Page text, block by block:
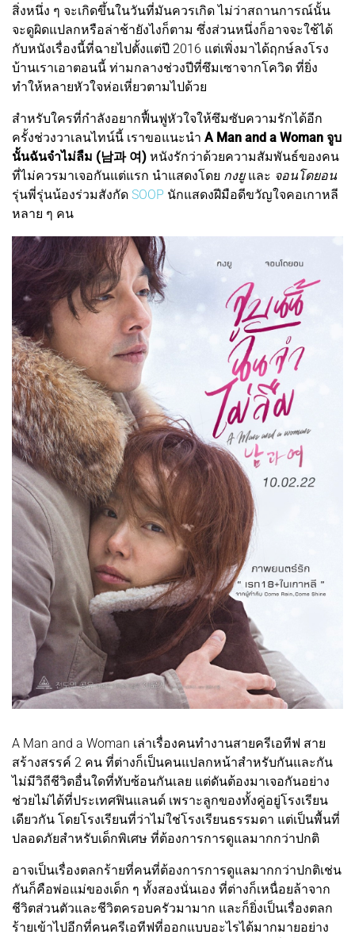
สิ่งหนึ่ง ๆ จะเกิดขึ้นในวันที่มันควรเกิด ไม่ว่าสถานการณ์นั้น
จะดูผิดแปลกหรือล่าช้ายังไงก็ตาม ซึ่งส่วนหนึ่งก็อาจจะใช้ได้
กับหนังเรื่องนี้ที่ฉายไปตั้งแต่ปี 2016 แต่เพิ่งมาได้ฤกษ์ลงโรง
บ้านเราเอาตอนนี้ ท่ามกลางช่วงปีที่ซึมเซาจากโควิด ที่ยิ่ง
ทำให้หลายหัวใจห่อเหี่ยวตามไปด้วย
สำหรับใครที่กำลังอยากฟื้นฟูหัวใจให้ซึมซับความรักได้อีก
ครั้งช่วงวาเลนไทน์นี้ เราขอแนะนำ A Man and a Woman จูบ
นั้นฉันจำไม่ลืม (남과 여) หนังรักว่าด้วยความสัมพันธ์ของคน
ที่ไม่ควรมาเจอกันแต่แรก นำแสดงโดย กงยูและ จอนโดยอน
รุ่นพี่รุ่นน้องร่วมสังกัด SOOP นักแสดงฝีมือดีขวัญใจคอเกาหลี
หลาย ๆ คน
A Man and a Woman เล่าเรื่องคนทำงานสายครีเอทีฟ สาย
สร้างสรรค์ 2 คน ที่ต่างก็เป็นคนแปลกหน้าสำหรับกันและกัน
ไม่มีวิถีชีวิตอื่นใดที่ทับซ้อนกันเลย แต่ดันต้องมาเจอกันอย่าง
ช่วยไม่ได้ที่ประเทศฟินแลนด์ เพราะลูกของทั้งคู่อยู่โรงเรียน
เดียวกัน โดยโรงเรียนที่ว่าไม่ใช่โรงเรียนธรรมดา แต่เป็นพื้นที่
ปลอดภัยสำหรับเด็กพิเศษ ที่ต้องการการดูแลมากกว่าปกติ
อาจเป็นเรื่องตลกร้ายที่คนที่ต้องการการดูแลมากกว่าปกติเช่น
กันก็คือพ่อแม่ของเด็ก ๆ ทั้งสองนั่นเอง ที่ต่างก็เหนื่อยล้าจาก
ชีวิตส่วนตัวและชีวิตครอบครัวมามาก และก็ยิ่งเป็นเรื่องตลก
ร้ายเข้าไปอีกที่คนครีเอทีฟที่ออกแบบอะไรได้มากมายอย่าง